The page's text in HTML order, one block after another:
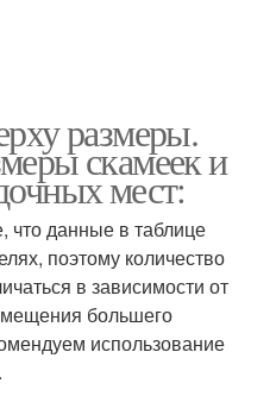
размеры.
скамеек и
мест:
данные в таблице
поэтому количество
в зависимости от
большего
использование